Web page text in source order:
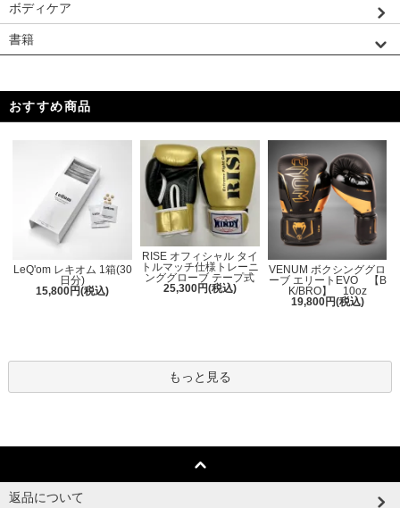
ボディケア
書籍
おすすめ商品
LeQ'om レキオム 1箱(30
日分)
15,800円(税込)
RISE オフィシャル タイ
トルマッチ仕様トレーニ
ンググローブ テープ式
25,300円(税込)
VENUM ボクシンググロ
ーブ エリートEVO 【B
K/BRO】 10oz
19,800円(税込)
もっと見る
返品について